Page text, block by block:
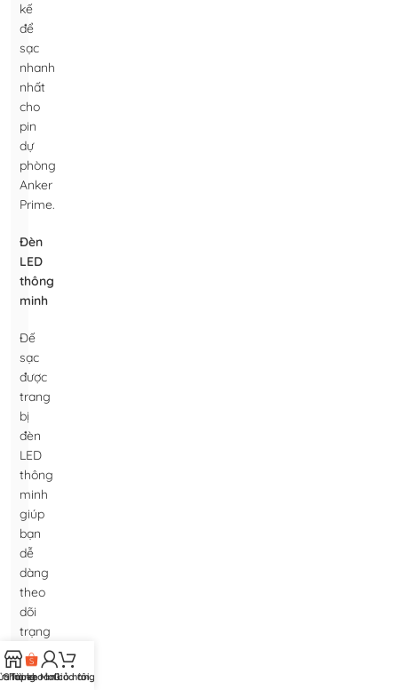
kế
để
sạc
nhanh
nhất
cho
pin
dự
phòng
Anker
Prime.
Đèn
LED
thông
minh
Đế
sạc
được
trang
bị
đèn
LED
thông
minh
giúp
bạn
dễ
dàng
theo
dõi
trạng
thái
sạc
hàng
Shopee Mall
Tài khoản của tôi
Giỏ hàng